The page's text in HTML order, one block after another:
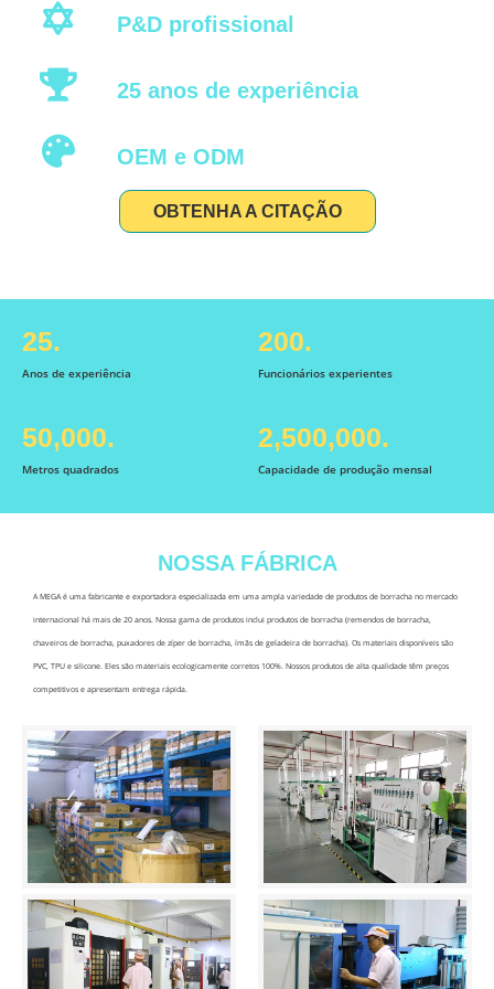
P&D profissional
25 anos de experiência
OEM e ODM
OBTENHA A CITAÇÃO
25.
Anos de experiência
200.
Funcionários experientes
50,000.
Metros quadrados
2,500,000.
Capacidade de produção mensal
NOSSA FÁBRICA
A MEGA é uma fabricante e exportadora especializada em uma ampla variedade de produtos de borracha no mercado
internacional há mais de 20 anos. Nossa gama de produtos inclui produtos de borracha (remendos de borracha,
chaveiros de borracha, puxadores de zíper de borracha, ímãs de geladeira de borracha). Os materiais disponíveis são
PVC, TPU e silicone. Eles são materiais ecologicamente corretos 100%. Nossos produtos de alta qualidade têm preços
competitivos e apresentam entrega rápida.